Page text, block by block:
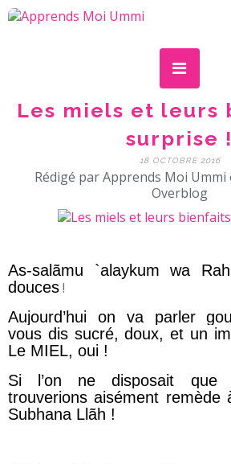
Les miels et leurs
surprise !
18 OCTOBRE 2016
Rédigé par Apprends Moi
Overblog
As-salãmu `alaykum wa
douces!
Aujourd’hui on va parler
vous dis sucré, doux, et un
Le MIEL, oui !
Si l’on ne disposait que
trouverions aisément remède
Subhana Llãh !